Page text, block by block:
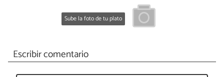
Sube la foto de tu plato
Escribir comentario